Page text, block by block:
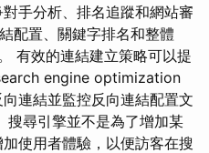
手分析、排名追蹤和網站審
配置、關鍵字排名和整體
有效的連結建立策略可以提
engine optimization
連結並監控反向連結配置文
搜尋引擎並不是為了增加某
使用者體驗，以便訪客在搜